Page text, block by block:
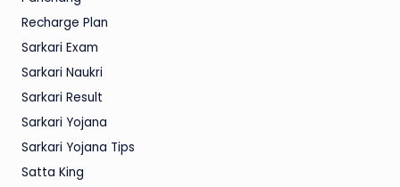
Recharge Plan
Sarkari Exam
Sarkari Naukri
Sarkari Result
Sarkari Yojana
Sarkari Yojana Tips
Satta King